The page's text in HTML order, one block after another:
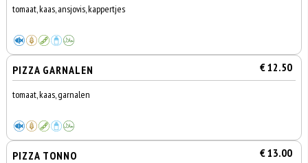
tomaat, kaas, ansjovis, kappertjes
PIZZA GARNALEN € 12.50
tomaat, kaas, garnalen
PIZZA TONNO € 13.00